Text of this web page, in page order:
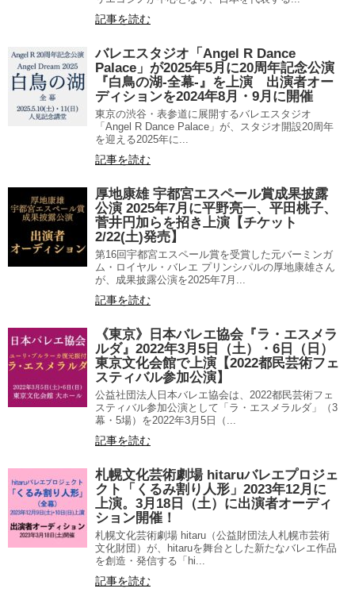
記事を読む
バレエスタジオ「Angel R Dance
Palace」が2025年5月に20周年記念公演
『白鳥の湖-全幕-』を上演 出演者オー
ディションを2024年8月・9月に開催
東京の渋谷・表参道に展開するバレエスタジオ
「Angel R Dance Palace」が、スタジオ開設20周年
を迎える2025年に...
記事を読む
厚地康雄 宇都宮エスペール賞成果披露
公演 2025年7月に平野亮一、平田桃子、
菅井円加らを招き上演【チケット
2/22(土)発売】
第16回宇都宮エスペール賞を受賞した元バーミンガ
ム・ロイヤル・バレエ プリンシパルの厚地康雄さん
が、成果披露公演を2025年7月...
記事を読む
《東京》日本バレエ協会『ラ・エスメラ
ルダ』2022年3月5日（土）・6日（日）
東京文化会館で上演【2022都民芸術フェ
スティバル参加公演】
公益社団法人日本バレエ協会は、2022都民芸術フェ
スティバル参加公演として「ラ・エスメラルダ」（3
幕・5場）を2022年3月5日（...
記事を読む
札幌文化芸術劇場 hitaruバレエプロジェ
クト「くるみ割り人形」2023年12月に
上演。3月18日（土）に出演者オーディ
ション開催！
札幌文化芸術劇場 hitaru（公益財団法人札幌市芸術
文化財団）が、hitaruを舞台とした新たなバレエ作品
を創造・発信する「hi...
記事を読む